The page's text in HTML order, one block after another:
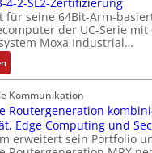
a
n
d
,
K
o
t
e
e
g
i
n
n
t
a
n
d
e
i
g
u
n
g
b
e
m
2
l
l
i
g
e
n
e
F
4-2-SL2-Zertifizierung
für seine 64Bit-Arm-
der UC-Serie mit
Moxa Industrial…
:
A
m
-
b
Kommunikation
Routergeneration
Edge Computing und
erweitert sein Portfolio